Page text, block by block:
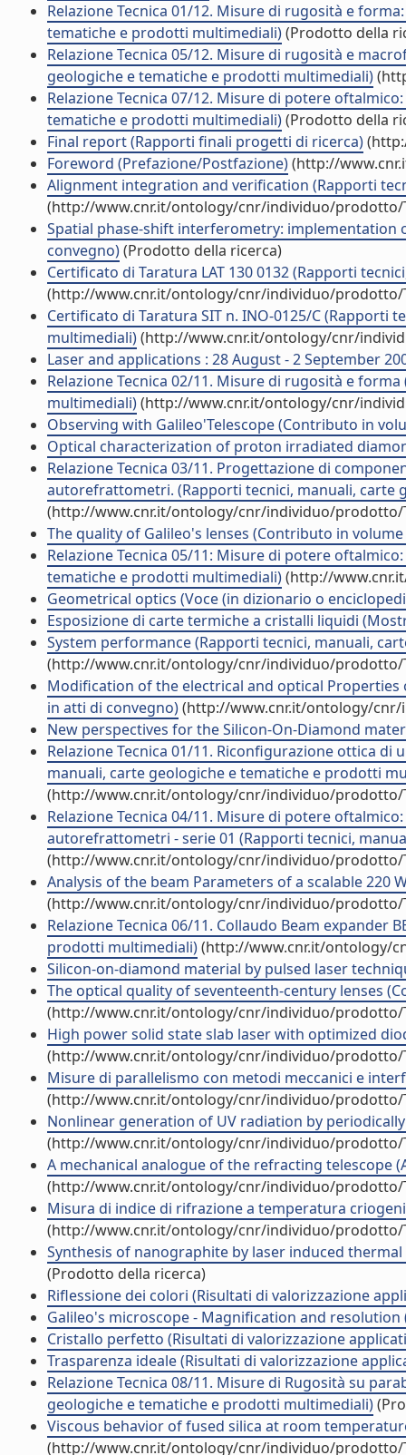
Relazione Tecnica 01/12. Misure di rugosità e
tematiche e prodotti multimediali)(Prodotto della
Relazione Tecnica 05/12. Misure di rugosità e
geologiche e tematiche e prodotti multimediali)
Relazione Tecnica 07/12. Misure di potere
tematiche e prodotti multimediali)(Prodotto della
Final report (Rapporti finali progetti di ricerca)
Foreword (Prefazione/Postfazione)(http://
Alignment integration and verification (Rapporti
(http://www.cnr.it/ontology/cnr/individuo/prodotto/
Spatial phase-shift interferometry:
convegno)(Prodotto della ricerca)
Certificato di Taratura LAT 130 0132 (Rapporti
(http://www.cnr.it/ontology/cnr/individuo/prodotto/
Certificato di Taratura SIT n. INO-0125/C
multimediali)(http://www.cnr.it/ontology/cnr/
Laser and applications : 28 August - 2 September
Relazione Tecnica 02/11. Misure di rugosità e
multimediali)(http://www.cnr.it/ontology/cnr/
Observing with Galileo'Telescope (Contributo in
Optical characterization of proton irradiated
Relazione Tecnica 03/11. Progettazione di
autorefrattometri. (Rapporti tecnici, manuali, carte
(http://www.cnr.it/ontology/cnr/individuo/prodotto/
The quality of Galileo's lenses (Contributo in
Relazione Tecnica 05/11: Misure di potere
tematiche e prodotti multimediali)(http://
Geometrical optics (Voce (in dizionario o
Esposizione di carte termiche a cristalli liquidi
System performance (Rapporti tecnici, manuali,
(http://www.cnr.it/ontology/cnr/individuo/prodotto/
Modification of the electrical and optical Properties
in atti di convegno)(http://www.cnr.it/ontology/
New perspectives for the Silicon-On-Diamond
Relazione Tecnica 01/11. Riconfigurazione ottica
manuali, carte geologiche e tematiche e prodotti
(http://www.cnr.it/ontology/cnr/individuo/prodotto/
Relazione Tecnica 04/11. Misure di potere
autorefrattometri - serie 01 (Rapporti tecnici,
(http://www.cnr.it/ontology/cnr/individuo/prodotto/
Analysis of the beam Parameters of a scalable 220
(http://www.cnr.it/ontology/cnr/individuo/prodotto/
Relazione Tecnica 06/11. Collaudo Beam expander
prodotti multimediali)(http://www.cnr.it/ontology/
Silicon-on-diamond material by pulsed laser
The optical quality of seventeenth-century lenses
(http://www.cnr.it/ontology/cnr/individuo/prodotto/
High power solid state slab laser with optimized
(http://www.cnr.it/ontology/cnr/individuo/prodotto/
Misure di parallelismo con metodi meccanici e
(http://www.cnr.it/ontology/cnr/individuo/prodotto/
Nonlinear generation of UV radiation by
(http://www.cnr.it/ontology/cnr/individuo/prodotto/
A mechanical analogue of the refracting telescope
(http://www.cnr.it/ontology/cnr/individuo/prodotto/
Misura di indice di rifrazione a temperatura
(http://www.cnr.it/ontology/cnr/individuo/prodotto/
Synthesis of nanographite by laser induced
(Prodotto della ricerca)
Riflessione dei colori (Risultati di valorizzazione
Galileo's microscope - Magnification and
Cristallo perfetto (Risultati di valorizzazione
Trasparenza ideale (Risultati di valorizzazione
Relazione Tecnica 08/11. Misure di Rugosità su
geologiche e tematiche e prodotti multimediali)
Viscous behavior of fused silica at room
(http://www.cnr.it/ontology/cnr/individuo/prodotto/